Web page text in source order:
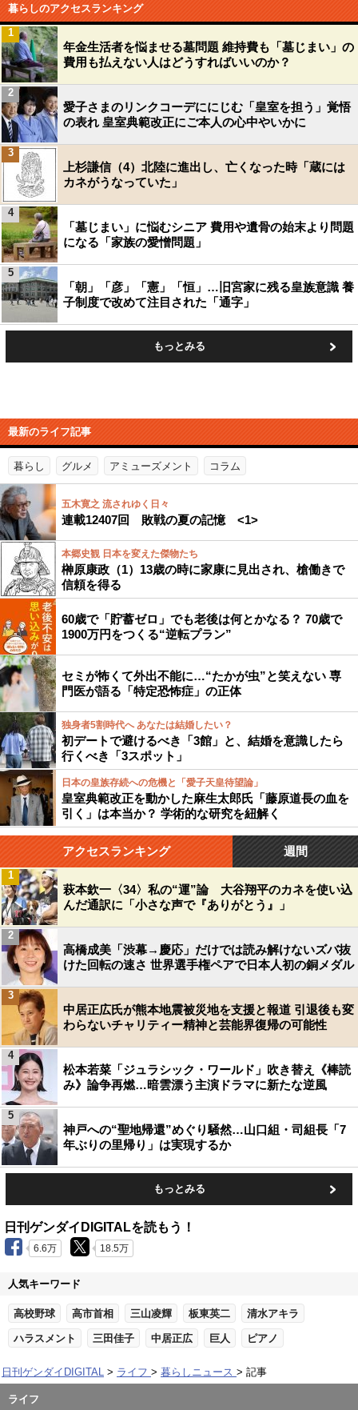
暮らしのアクセスランキング
年金生活者を悩ませる墓問題 維持費も「墓じまい」の
費用も払えない人はどうすればいいのか？
1
愛子さまのリンクコーデににじむ「皇室を担う」覚悟
の表れ 皇室典範改正にご本人の心中やいかに
2
上杉謙信（4）北陸に進出し、亡くなった時「蔵には
カネがうなっていた」
3
「墓じまい」に悩むシニア 費用や遺骨の始末より問題
になる「家族の愛憎問題」
4
「朝」「彦」「憲」「恒」…旧宮家に残る皇族意識 養
子制度で改めて注目された「通字」
5
もっとみる
最新のライフ記事
暮らし グルメ アミューズメント コラム
五木寛之 流されゆく日々
連載12407回 敗戦の夏の記憶 <1>
本郷史観 日本を変えた傑物たち
榊原康政（1）13歳の時に家康に見出され、槍働きで
信頼を得る
60歳で「貯蓄ゼロ」でも老後は何とかなる？ 70歳で
1900万円をつくる“逆転プラン”
セミが怖くて外出不能に…“たかが虫”と笑えない 専
門医が語る「特定恐怖症」の正体
独身者5割時代へ あなたは結婚したい？
初デートで避けるべき「3館」と、結婚を意識したら
行くべき「3スポット」
日本の皇族存続への危機と「愛子天皇待望論」
皇室典範改正を動かした麻生太郎氏「藤原道長の血を
引く」は本当か？ 学術的な研究を紐解く
アクセスランキング 週間
萩本欽一〈34〉私の“運”論 大谷翔平のカネを使い込
んだ通訳に「小さな声で『ありがとう』」
1
高橋成美「渋幕→慶応」だけでは読み解けないズバ抜
けた回転の速さ 世界選手権ペアで日本人初の銅メダル
2
中居正広氏が熊本地震被災地を支援と報道 引退後も変
わらないチャリティー精神と芸能界復帰の可能性
3
松本若菜「ジュラシック・ワールド」吹き替え《棒読
み》論争再燃…暗雲漂う主演ドラマに新たな逆風
4
神戸への“聖地帰還”めぐり騒然…山口組・司組長「7
年ぶりの里帰り」は実現するか
5
もっとみる
日刊ゲンダイDIGITALを読もう！
6.6万 18.5万
人気キーワード
高校野球 高市首相 三山凌輝 板東英二 清水アキラ
ハラスメント 三田佳子 中居正広 巨人 ピアノ
日刊ゲンダイDIGITAL ライフ 暮らしニュース 記事
ライフ